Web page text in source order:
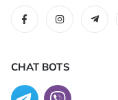
CHAT BOTS